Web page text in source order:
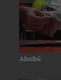
Ababú